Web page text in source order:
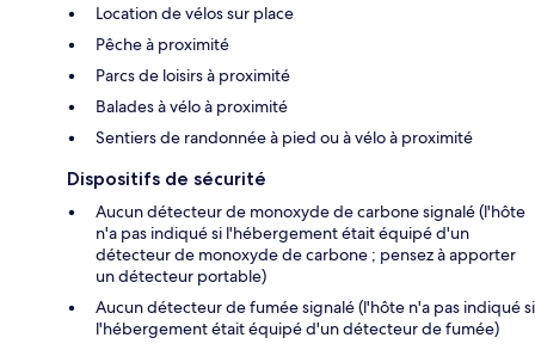
Location de vélos sur place
Pêche à proximité
Parcs de loisirs à proximité
Balades à vélo à proximité
Sentiers de randonnée à pied ou à vélo à proximité
Dispositifs de sécurité
Aucun détecteur de monoxyde de carbone signalé (l'hôte
n'a pas indiqué si l'hébergement était équipé d'un
détecteur de monoxyde de carbone ; pensez à apporter
un détecteur portable)
Aucun détecteur de fumée signalé (l'hôte n'a pas indiqué si
l'hébergement était équipé d'un détecteur de fumée)